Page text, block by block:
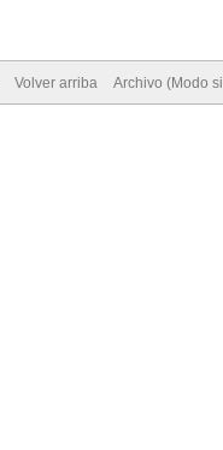
Volver arriba Archivo (Modo